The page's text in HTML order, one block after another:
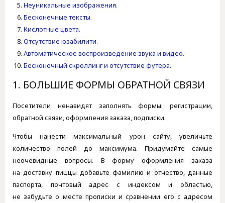
Неуникальные изображения.
Бесконечные тексты.
Кислотные цвета.
Отсутствие юзабилити.
Автоматическое воспроизведение звука и видео.
Бесконечный скроллинг и отсутствие футера.
1. БОЛЬШИЕ ФОРМЫ ОБРАТНОЙ СВЯЗИ
Посетители ненавидят заполнять формы: регистрации,
обратной связи, оформления заказа, подписки.
Чтобы нанести максимальный урон сайту, увеличьте
количество полей до максимума. Придумайте самые
неочевидные вопросы. В форму оформления заказа
на доставку пиццы добавьте фамилию и отчество, данные
паспорта, почтовый адрес с индексом и областью,
не забудьте о месте прописки и сравнении его с адресом